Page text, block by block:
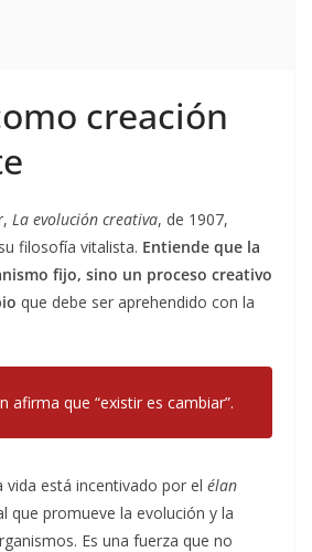
creación
La evolución creativa, de 1907,
filosofía vitalista. Entiende que la
fijo, sino un proceso creativo
que debe ser aprehendido con la
afirma que “existir es cambiar”.
vida está incentivado por el élan
que promueve la evolución y la
Es una fuerza que no